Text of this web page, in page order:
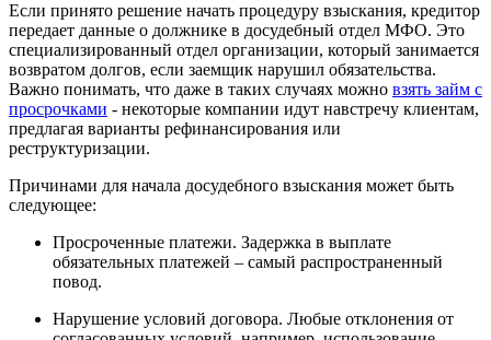
Если принято решение начать процедуру взыскания, кредитор
передает данные о должнике в досудебный отдел МФО. Это
специализированный отдел организации, который занимается
возвратом долгов, если заемщик нарушил обязательства.
Важно понимать, что даже в таких случаях можно взять займ с
просрочками - некоторые компании идут навстречу клиентам,
предлагая варианты рефинансирования или
реструктуризации.
Причинами для начала досудебного взыскания может быть
следующее:
Просроченные платежи. Задержка в выплате
обязательных платежей – самый распространенный
повод.
Нарушение условий договора. Любые отклонения от